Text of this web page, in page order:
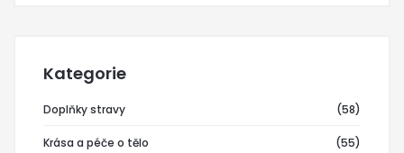
Kategorie
Doplňky stravy (58)
Krása a péče o tělo (55)